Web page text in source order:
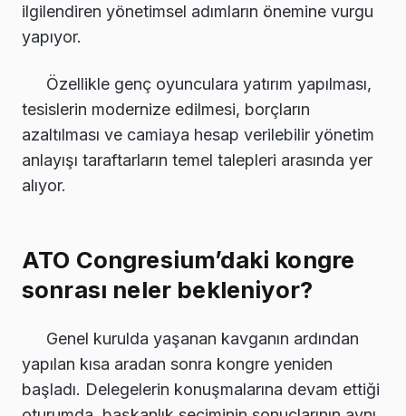
ilgilendiren yönetimsel adımların önemine vurgu
yapıyor.
Özellikle genç oyunculara yatırım yapılması,
tesislerin modernize edilmesi, borçların
azaltılması ve camiaya hesap verilebilir yönetim
anlayışı taraftarların temel talepleri arasında yer
alıyor.
ATO Congresium’daki kongre
sonrası neler bekleniyor?
Genel kurulda yaşanan kavganın ardından
yapılan kısa aradan sonra kongre yeniden
başladı. Delegelerin konuşmalarına devam ettiği